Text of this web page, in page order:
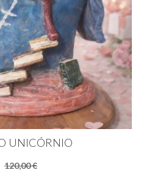
UNICÓRNIO
120,00 €